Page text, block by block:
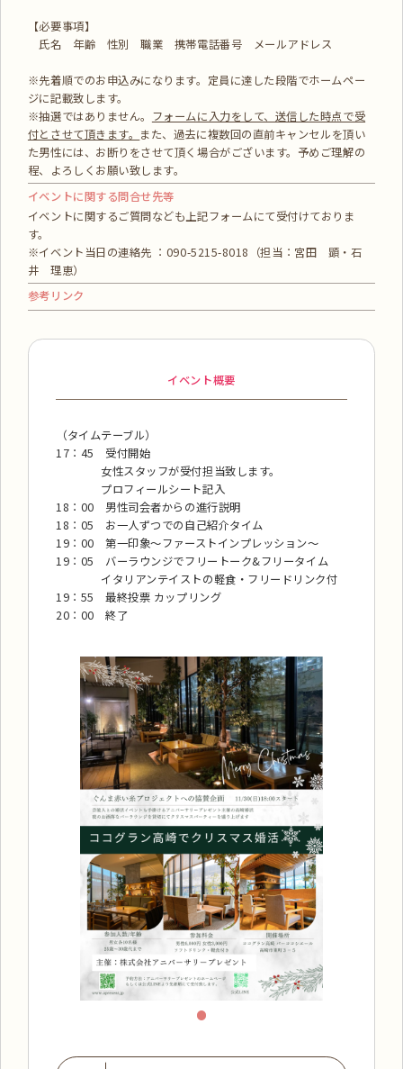
【必要事項】
氏名 年齢 性別 職業 携帯電話番号 メールアドレス
※先着順でのお申込みになります。定員に達した段階でホームペー
ジに記載致します。
※抽選ではありません。 フォームに入力をして、送信した時点で受
付とさせて頂きます。 また、過去に複数回の直前キャンセルを頂い
た男性には、お断りをさせて頂く場合がございます。予めご理解の
程、よろしくお願い致します。
イベントに関する問合せ先等
イベントに関するご質問なども上記フォームにて受付けておりま
す。
※イベント当日の連絡先 ：090-5215-8018（担当：宮田 顕・石
井 理恵）
参考リンク
イベント概要
（タイムテーブル）
17：45 受付開始
女性スタッフが受付担当致します。
プロフィールシート記入
18：00 男性司会者からの進行説明
18：05 お一人ずつでの自己紹介タイム
19：00 第一印象～ファーストインプレッション～
19：05 バーラウンジでフリートーク&フリータイム
イタリアンテイストの軽食・フリードリンク付
19：55 最終投票 カップリング
20：00 終了